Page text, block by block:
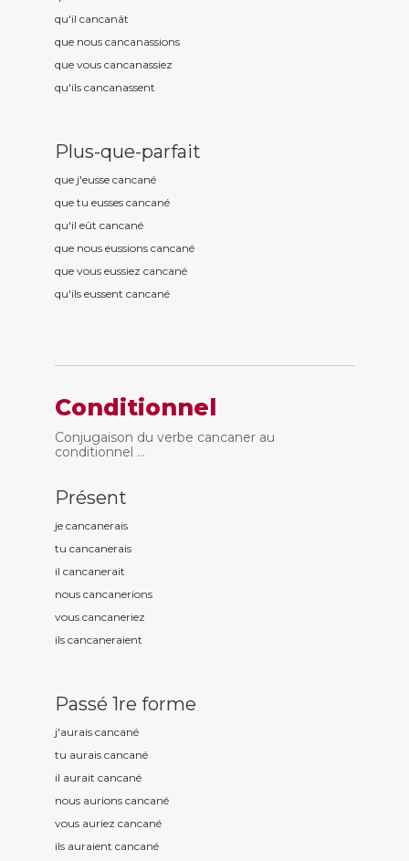
qu'il cancanât
que nous cancanassions
que vous cancanassiez
qu'ils cancanassent
Plus-que-parfait
que j'eusse cancané
que tu eusses cancané
qu'il eût cancané
que nous eussions cancané
que vous eussiez cancané
qu'ils eussent cancané
Conditionnel
Conjugaison du verbe cancaner au
conditionnel ...
Présent
je cancanerais
tu cancanerais
il cancanerait
nous cancanerions
vous cancaneriez
ils cancaneraient
Passé 1re forme
j'aurais cancané
tu aurais cancané
il aurait cancané
nous aurions cancané
vous auriez cancané
ils auraient cancané